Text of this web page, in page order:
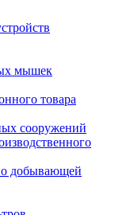
мышек
товара
сооружений
добывающей